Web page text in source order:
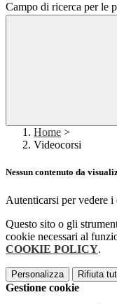
Campo di ricerca per le
Home >
Videocorsi
Nessun contenuto da
Autenticarsi per vedere
Questo sito o gli
cookie necessari al
COOKIE POLICY.
Personalizza Rifiuta
Gestione cookie